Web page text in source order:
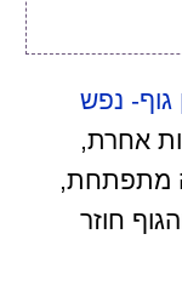
גוף- נפש
אחרת,
מתפתחת,
חוזר